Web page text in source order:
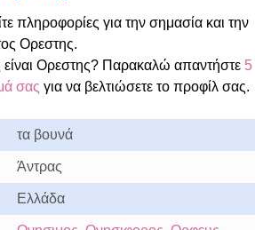
πληροφορίες για την σημασία και την
Ορεστης.
Ορεστης? Παρακαλώ απαντήστε 5
σας για να βελτιώσετε το προφίλ σας.
τα βουνά
Άντρας
Ελλάδα